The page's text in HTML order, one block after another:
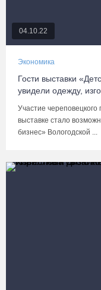
04.10.22
Экономика
Гости выставки
увидели одежду,
Участие
выставке стало
бизнес» Вологодской ...